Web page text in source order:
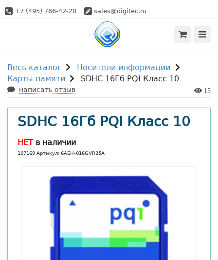
+7 (495) 766-42-20 sales@digitec.ru
Весь каталог
Носители информации
Карты памяти
SDHC 16Гб PQI Класс 10
написать отзыв 15
SDHC 16Гб PQI Класс 10
НЕТв наличии
107169 Артикул: 6AEH-016GVR35A